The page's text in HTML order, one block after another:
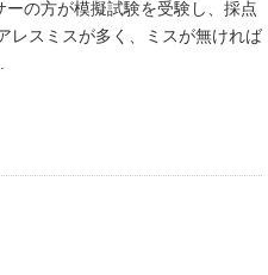
の方が模擬試験を受験し、採点
レスミスが多く、ミスが無ければ